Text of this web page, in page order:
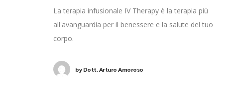
La terapia infusionale IV Therapy è la terapia più
all'avanguardia per il benessere e la salute del tuo
corpo.
byDott. Arturo Amoroso